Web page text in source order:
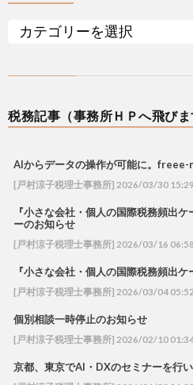
税務記事（事務所ＨＰへ飛びま
AIからデータの操作が可能に。freee-
[戸村涼子税理士事務所] 2026/03/30 15:29
『小さな会社・個人の国際税務頻出
ーのお知らせ
[戸村涼子税理士事務所] 2026/03/16 06:58
『小さな会社・個人の国際税務頻出
[戸村涼子税理士事務所] 2026/03/04 05:52
個別相談一時停止のお知らせ
[戸村涼子税理士事務所] 2026/02/10
京都、東京でAI・DXのセミナーを行